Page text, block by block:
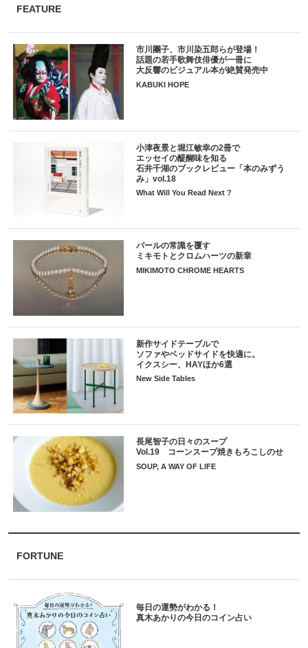
FEATURE
市川團子、市川染五郎らが登場！
話題の若手歌舞伎俳優が一冊に
大反響のビジュアル本が絶賛発売中
KABUKI HOPE
小津夜景と堀江敏幸の2冊で
エッセイの醍醐味を知る
石井千湖のブックレビュー「本のみずう
み」vol.18
What Will You Read Next ?
パールの常識を覆す
ミキモトとクロムハーツの新章
MIKIMOTO CHROME HEARTS
新作サイドテーブルで
ソファやベッドサイドを快適に。
イクスシー、HAYほか6選
New Side Tables
長尾智子の日々のスープ
Vol.19 コーンスープ焼きもろこしのせ
SOUP, A WAY OF LIFE
FORTUNE
毎日の運勢がわかる！